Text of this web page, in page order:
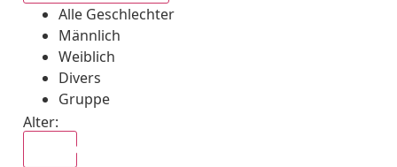
Alle Geschlechter
Männlich
Weiblich
Divers
Gruppe
Alter: